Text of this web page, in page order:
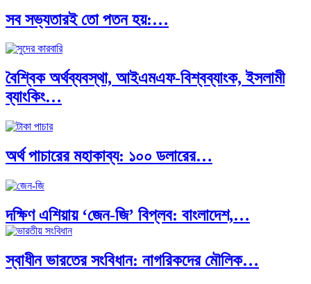
সব সভ্যতারই তো পতন হয়:…
বৈশ্বিক অর্থব্যবস্থা, আইএমএফ-বিশ্বব্যাংক, ইসলামী
ব্যাংকিং…
অর্থ পাচারের মহাকাব্য: ১০০ ডলারের…
দক্ষিণ এশিয়ায় ‘জেন-জি’ বিপ্লব: বাংলাদেশ,…
বিশেষ ইন-ডেপ্থ রিপোর্ট: ক্রীড়া উৎসবে…
স্বাধীন ভারতের সংবিধান: নাগরিকদের মৌলিক…